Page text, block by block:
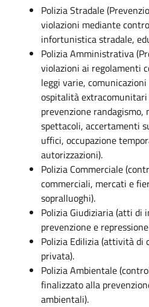
Polizia Stradale
violazioni mediante
infortunistica stradale,
Polizia Amministrativa
violazioni ai regolamenti
leggi varie,
ospitalità
prevenzione
spettacoli, accertamenti
uffici, occupazione
autorizzazioni).
Polizia Commerciale
commerciali, mercati e
sopralluoghi).
Polizia Giudiziaria (atti di
prevenzione e
Polizia Edilizia (attività di
privata).
Polizia Ambientale
finalizzato alla
ambientali).